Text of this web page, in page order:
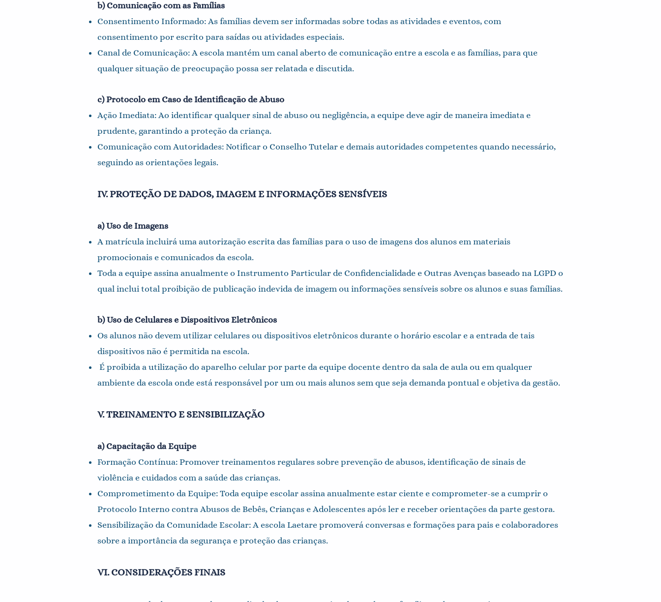
b) Comunicação com as Famílias
Consentimento Informado: As famílias devem ser informadas sobre todas as atividades e eventos, com
consentimento por escrito para saídas ou atividades especiais.
Canal de Comunicação: A escola mantém um canal aberto de comunicação entre a escola e as famílias, para que
qualquer situação de preocupação possa ser relatada e discutida.
c) Protocolo em Caso de Identificação de Abuso
Ação Imediata: Ao identificar qualquer sinal de abuso ou negligência, a equipe deve agir de maneira imediata e
prudente, garantindo a proteção da criança.
Comunicação com Autoridades: Notificar o Conselho Tutelar e demais autoridades competentes quando necessário,
seguindo as orientações legais.
IV. PROTEÇÃO DE DADOS, IMAGEM E INFORMAÇÕES SENSÍVEIS
a) Uso de Imagens
A matrícula incluirá uma autorização escrita das famílias para o uso de imagens dos alunos em materiais
promocionais e comunicados da escola.
Toda a equipe assina anualmente o Instrumento Particular de Confidencialidade e Outras Avenças baseado na LGPD o
qual inclui total proibição de publicação indevida de imagem ou informações sensíveis sobre os alunos e suas famílias.
b) Uso de Celulares e Dispositivos Eletrônicos
Os alunos não devem utilizar celulares ou dispositivos eletrônicos durante o horário escolar e a entrada de tais
dispositivos não é permitida na escola.
É proibida a utilização do aparelho celular por parte da equipe docente dentro da sala de aula ou em qualquer
ambiente da escola onde está responsável por um ou mais alunos sem que seja demanda pontual e objetiva da gestão.
V. TREINAMENTO E SENSIBILIZAÇÃO
a) Capacitação da Equipe
Formação Contínua: Promover treinamentos regulares sobre prevenção de abusos, identificação de sinais de
violência e cuidados com a saúde das crianças.
Comprometimento da Equipe: Toda equipe escolar assina anualmente estar ciente e comprometer-se a cumprir o
Protocolo Interno contra Abusos de Bebês, Crianças e Adolescentes após ler e receber orientações da parte gestora.
Sensibilização da Comunidade Escolar: A escola Laetare promoverá conversas e formações para pais e colaboradores
sobre a importância da segurança e proteção das crianças.
VI. CONSIDERAÇÕES FINAIS